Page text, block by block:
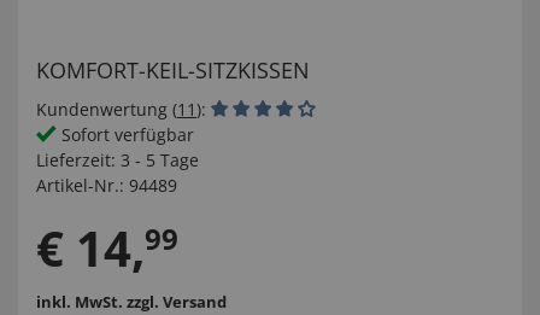
KOMFORT-KEIL-SITZKISSEN
Kundenwertung (11):
Sofort verfügbar
Lieferzeit: 3 - 5 Tage
Artikel-Nr.: 94489
€ 14,99
inkl. MwSt. zzgl. Versand